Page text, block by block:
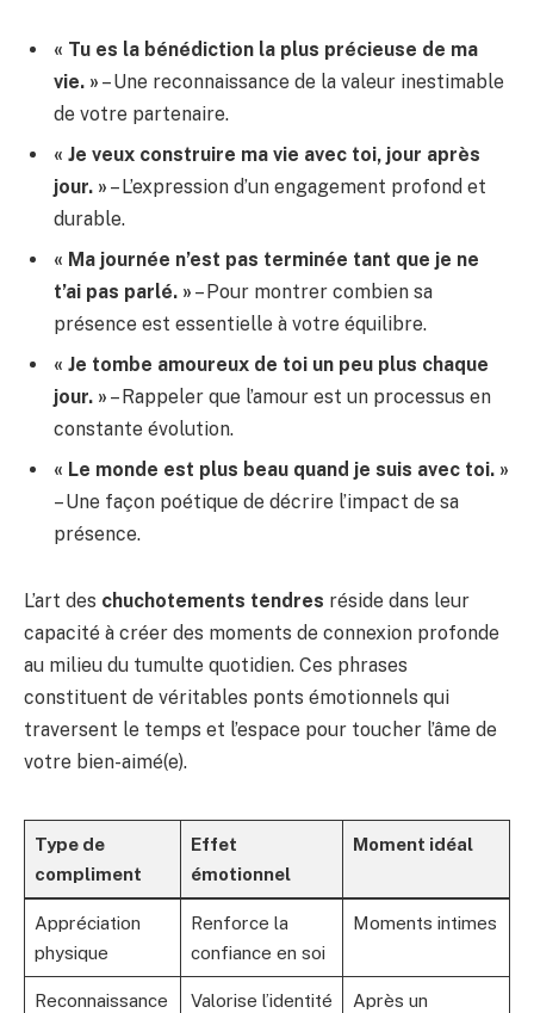
« Tu es la bénédiction la plus précieuse de ma
vie. » – Une reconnaissance de la valeur inestimable
de votre partenaire.
« Je veux construire ma vie avec toi, jour après
jour. » – L’expression d’un engagement profond et
durable.
« Ma journée n’est pas terminée tant que je ne
t’ai pas parlé. » – Pour montrer combien sa
présence est essentielle à votre équilibre.
« Je tombe amoureux de toi un peu plus chaque
jour. » – Rappeler que l’amour est un processus en
constante évolution.
« Le monde est plus beau quand je suis avec toi. »
– Une façon poétique de décrire l’impact de sa
présence.
L’art des chuchotements tendres réside dans leur
capacité à créer des moments de connexion profonde
au milieu du tumulte quotidien. Ces phrases
constituent de véritables ponts émotionnels qui
traversent le temps et l’espace pour toucher l’âme de
votre bien-aimé(e).
Type de
compliment
Effet
émotionnel
Moment idéal
Appréciation
physique
Renforce la
confiance en soi
Moments intimes
Reconnaissance
Valorise l’identité
Après un